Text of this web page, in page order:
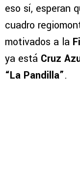
eso sí, esperan
cuadro
motivados a la
ya está Cruz
“La Pandilla”.